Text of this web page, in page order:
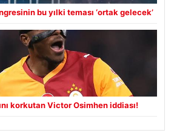
bu yılki teması ‘ortak gelecek’
korkutan Victor Osimhen iddiası!